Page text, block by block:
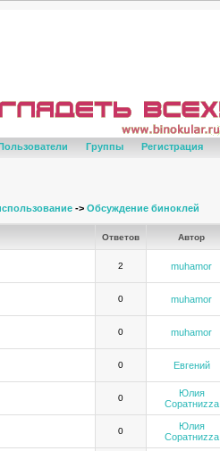
Группы Регистрация
-> Обсуждение биноклей
Ответов Автор
2 muhamor
0 muhamor
0 muhamor
0 Евгений
0
Юлия
Соратниzza
0
Юлия
Соратниzza